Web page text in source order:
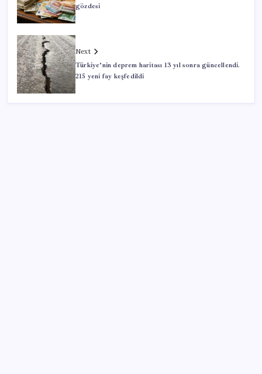
gözdesi
Next
Türkiye’nin deprem haritası 13 yıl sonra güncellendi.
215 yeni fay keşfedildi